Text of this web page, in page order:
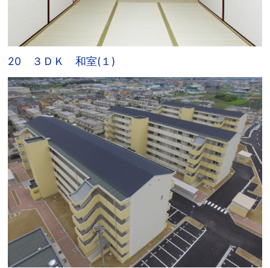
20 ３ＤＫ 和室(１)